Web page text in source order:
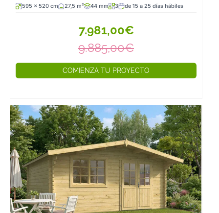
temperatura
¡Llámanos y
hablamos! Es
dar un cambio.
595 x 520 cm 27,5 m² 44 mm 3 de 15 a 25 días hábiles
7.981,00€
9.885,00€
COMIENZA TU PROYECTO